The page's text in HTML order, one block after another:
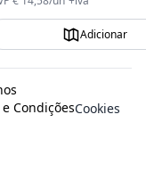
Adicionar
CondiçõesCookies